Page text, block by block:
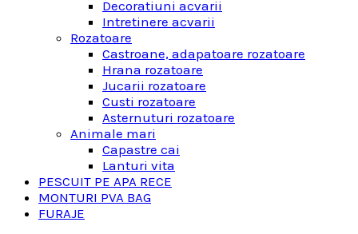
Decoratiuni acvarii
Intretinere acvarii
Rozatoare
Castroane, adapatoare rozatoare
Hrana rozatoare
Jucarii rozatoare
Custi rozatoare
Asternuturi rozatoare
Animale mari
Capastre cai
Lanturi vita
PESCUIT PE APA RECE
MONTURI PVA BAG
FURAJE